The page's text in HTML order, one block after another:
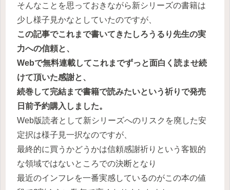
そんなことを思っておきながら新シリーズの書籍は
少し様子見かなとしていたのですが、
この記事でこれまで書いてきたしろうるり先生の実
力への信頼と、
Webで無料連載してこれまでずっと面白く読ませ続
けて頂いた感謝と、
続巻して完結まで書籍で読みたいという祈りで発売
日前予約購入しました。
Web版読者として新シリーズへのリスクを廃した安
定択は様子見一択なのですが、
最終的に買うかどうかは信頼感謝祈りという客観的
な領域ではないところでの決断となり
最近のインフレを一番実感しているのがこの本の値